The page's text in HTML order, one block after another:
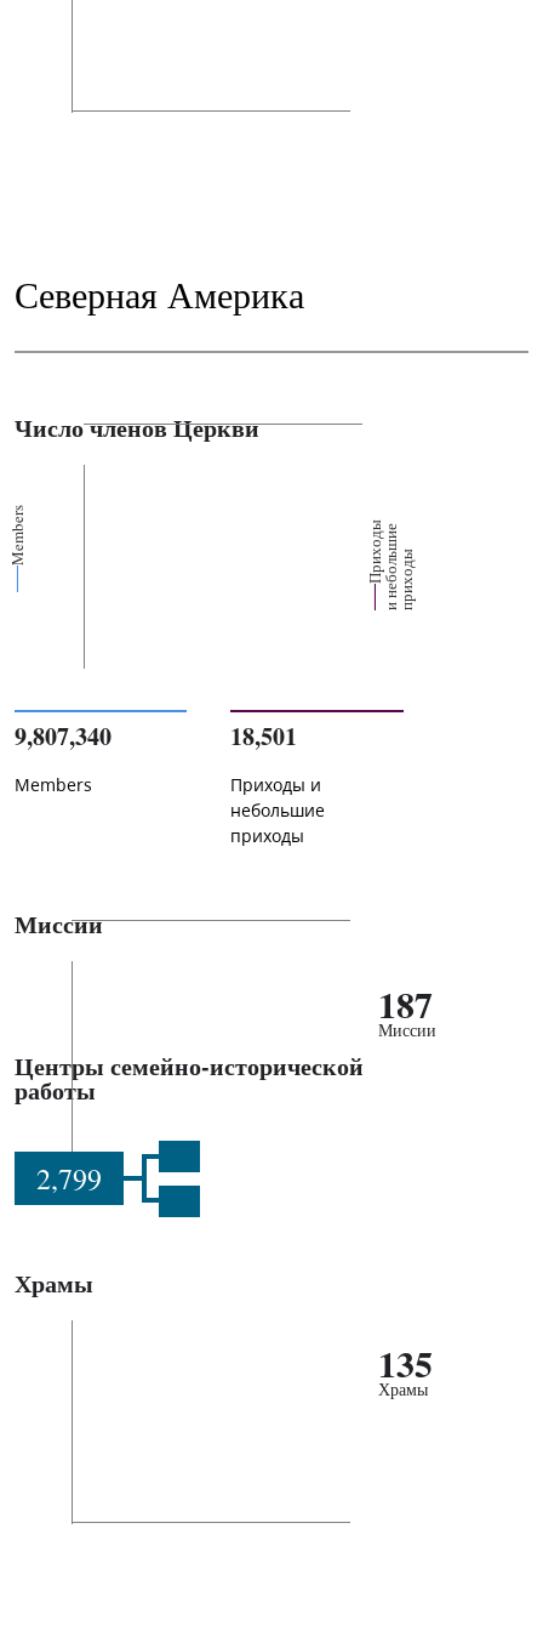
Северная Америка
Число членов Церкви
Members П
р
их
о
д
ы
и
н
е
б
о
ль
ш
ие
п
р
и
х
о
ды
9,807,340
Members
18,501
Приходы и
небольшие
приходы
Миссии
187
Миссии
Центры семейно-исторической
работы
2,799
Храмы
135
Храмы